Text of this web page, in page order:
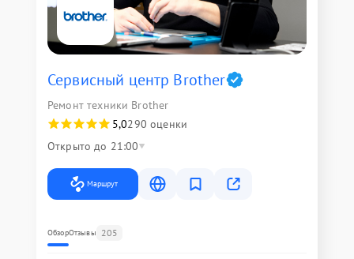
Сервисный центр Brother
Ремонт техники Brother
5,0290 оценки
Открыто до 21:00
Маршрут
ОбзорОтзывы 205